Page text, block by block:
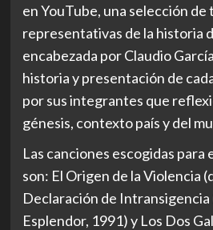
en YouTube, una selección de
representativas de la historia
encabezada por Claudio
historia y presentación de
por sus integrantes que
génesis, contexto país y del
Las canciones escogidas para
son: El Origen de la Violencia
Declaración de
Esplendor, 1991) y Los Dos